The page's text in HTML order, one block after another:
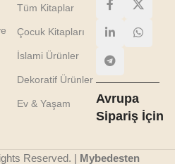
Tüm Kitaplar
Çocuk Kitapları
İslami Ürünler
Dekoratif Ürünler
Ev & Yaşam
Avrupa
Sipariş İçin
Reserved. | Mybedesten